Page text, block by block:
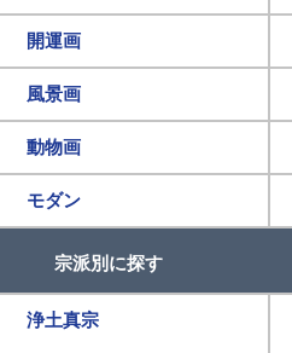
開運画
風景画
動物画
モダン
宗派別に探す
浄土真宗